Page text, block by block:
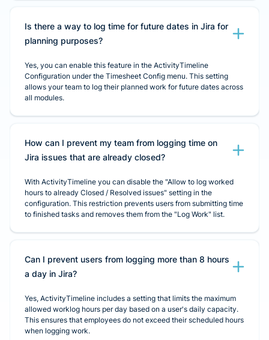
Is there a way to log time for future dates in Jira for
planning purposes?
Yes, you can enable this feature in the ActivityTimeline
Configuration under the Timesheet Config menu. This setting
allows your team to log their planned work for future dates across
all modules.
How can I prevent my team from logging time on
Jira issues that are already closed?
With ActivityTimeline you can disable the "Allow to log worked
hours to already Closed / Resolved issues" setting in the
configuration. This restriction prevents users from submitting time
to finished tasks and removes them from the "Log Work" list.
Can I prevent users from logging more than 8 hours
a day in Jira?
Yes, ActivityTimeline includes a setting that limits the maximum
allowed worklog hours per day based on a user's daily capacity.
This ensures that employees do not exceed their scheduled hours
when logging work.